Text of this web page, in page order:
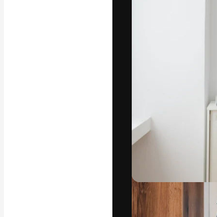
La plateforme
vos meilleurs
d’abonnés :
Copyright ©